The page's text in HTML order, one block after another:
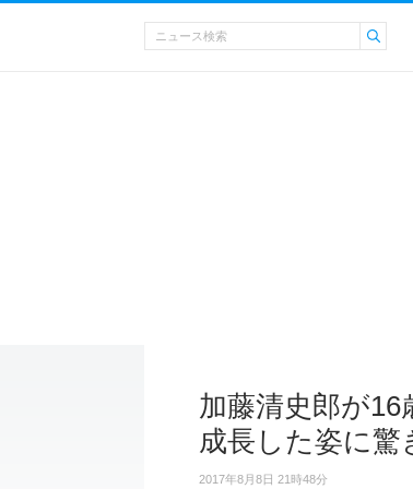
加藤清史郎が
成長した姿に驚
2017年8月8日 21時48分